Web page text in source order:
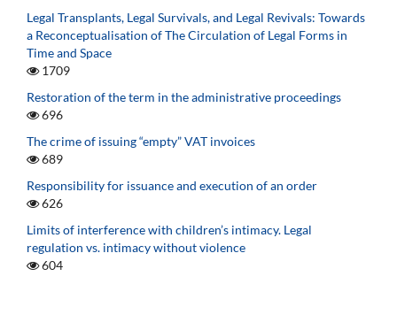
Legal Transplants, Legal Survivals, and Legal Revivals: Towards
a Reconceptualisation of The Circulation of Legal Forms in
Time and Space
1709
Restoration of the term in the administrative proceedings
696
The crime of issuing “empty” VAT invoices
689
Responsibility for issuance and execution of an order
626
Limits of interference with children’s intimacy. Legal
regulation vs. intimacy without violence
604